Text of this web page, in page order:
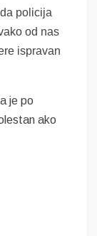
policija
od nas
ispravan
je po
ako